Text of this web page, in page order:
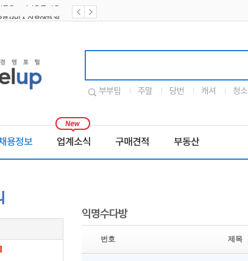
부부팀 주말 당번 캐셔 청소
용정보 업계소식 구매견적 부동산
익명수다방
번호 제목